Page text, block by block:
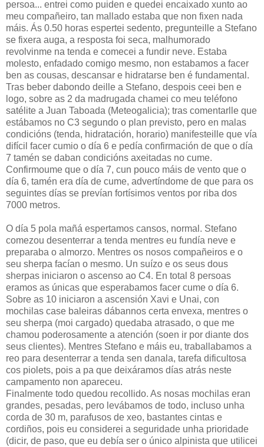
persoa... entrei como puiden e quedei encaixado xunto ao
meu compañeiro, tan mallado estaba que non fixen nada
máis. Ás 0.50 horas espertei sedento, pregunteille a Stefano
se fixera auga, a resposta foi seca, malhumorado
revolvinme na tenda e comecei a fundir neve. Estaba
molesto, enfadado comigo mesmo, non estabamos a facer
ben as cousas, descansar e hidratarse ben é fundamental.
Tras beber dabondo deille a Stefano, despois ceei ben e
logo, sobre as 2 da madrugada chamei co meu teléfono
satélite a Juan Taboada (Meteogalicia); tras comentarlle que
estábamos no C3 segundo o plan previsto, pero en malas
condicións (tenda, hidratación, horario) manifesteille que vía
difícil facer cumio o día 6 e pedía confirmación de que o día
7 tamén se daban condicións axeitadas no cume.
Confirmoume que o día 7, cun pouco máis de vento que o
día 6, tamén era día de cume, advertíndome de que para os
seguintes días se prevían fortísimos ventos por riba dos
7000 metros.
O día 5 pola mañá espertamos cansos, normal. Stefano
comezou desenterrar a tenda mentres eu fundía neve e
preparaba o almorzo. Mentres os nosos compañeiros e o
seu sherpa facían o mesmo. Un suízo e os seus dous
sherpas iniciaron o ascenso ao C4. En total 8 persoas
eramos as únicas que esperabamos facer cume o día 6.
Sobre as 10 iniciaron a ascensión Xavi e Unai, con
mochilas case baleiras dábannos certa envexa, mentres o
seu sherpa (moi cargado) quedaba atrasado, o que me
chamou poderosamente a atención (soen ir por diante dos
seus clientes). Mentres Stefano e máis eu, traballabamos a
reo para desenterrar a tenda sen danala, tarefa dificultosa
cos piolets, pois a pa que deixáramos días atrás neste
campamento non apareceu.
Finalmente todo quedou recollido. As nosas mochilas eran
grandes, pesadas, pero levábamos de todo, incluso unha
corda de 30 m, parafusos de xeo, bastantes cintas e
cordiños, pois eu considerei a seguridade unha prioridade
(dicir, de paso, que eu debía ser o único alpinista que utilicei